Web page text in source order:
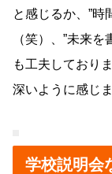
と感じるか、”時
（笑）、”未来
も工夫しており
深いように感じま
学校説明会